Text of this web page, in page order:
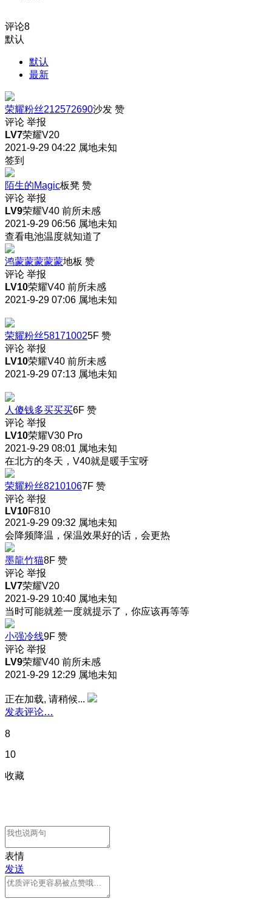
评论8
默认
默认
最新
荣耀粉丝212572690沙发 赞
评论 举报
LV7荣耀V20
2021-9-29 04:22 属地未知
签到
陌生的Magic板凳 赞
评论 举报
LV9荣耀V40 前所未感
2021-9-29 06:56 属地未知
查看电池温度就知道了
鸿蒙蒙蒙蒙蒙地板 赞
评论 举报
LV10荣耀V40 前所未感
2021-9-29 07:06 属地未知
荣耀粉丝581710025F 赞
评论 举报
LV10荣耀V40 前所未感
2021-9-29 07:13 属地未知
人傻钱多买买买6F 赞
评论 举报
LV10荣耀V30 Pro
2021-9-29 08:01 属地未知
在北方的冬天，V40就是暖手宝呀
荣耀粉丝82101067F 赞
评论 举报
LV10F810
2021-9-29 09:32 属地未知
会降频降温，保温效果好的话，会更热
墨龍竹猫8F 赞
评论 举报
LV7荣耀V20
2021-9-29 10:40 属地未知
当时可能就差一度就提示了，你应该再等等
小强冷线9F 赞
评论 举报
LV9荣耀V40 前所未感
2021-9-29 12:29 属地未知
正在加载, 请稍候...
发表评论…
8
10
收藏
表情
发送